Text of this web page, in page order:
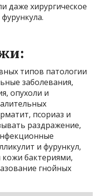
даже хирургическое
типов патологии
заболевания,
опухоли и
псориаз и
раздражение,
и фурункул,
бактериями,
гнойных